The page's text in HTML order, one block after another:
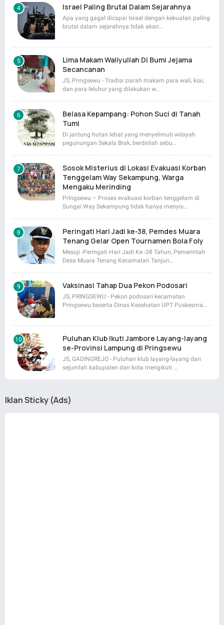
Israel Paling Brutal Dalam Sejarahnya
Apa yang gagal dicapai Israel dengan kekuatan paling
brutal dalam sejarahnya tidak akan…
Lima Makam Waliyullah Di Bumi Jejama
Secancanan
JS, Pringsewu - Tradisi ziarah makam para wali, kiai,
dan para leluhur yang dilakukan w…
Belasa Kepampang: Pohon Suci di Tanah
Tumi
Di jantung hutan lebat yang menyelimuti wilayah
pegunungan Sekala Brak, berdirilah sebu…
Sosok Misterius di Lokasi Evakuasi Korban
Tenggelam Way Sekampung, Warga
Mengaku Merinding
Pringsewu – Proses evakuasi korban tenggelam di
Sungai Way Sekampung tidak hanya menyis…
Peringati Hari Jadi ke-38, Pemdes Muara
Tenang Gelar Open Tournamen Bola Foly
Mesuji -Peringati Hari Jadi Ke -38 Tahun, Pemerintah
Desa Muara Tenang Kecamatan Tanjun…
Vaksinasi Tahap Dua Pekon Podosari
JS, PRINGSEWU - Pekon podosari kecamatan
Pringsewu beserta Dinas Kesehatan UPT Puskesma…
Puluhan Klub Ikuti Jambore Layang-layang
se-Provinsi Lampung di Pringsewu
JS, GADINGREJO - Puluhan klub layang-layang dari
sejumlah kabupaten dan kota mengikuti …
Iklan Sticky (Ads)